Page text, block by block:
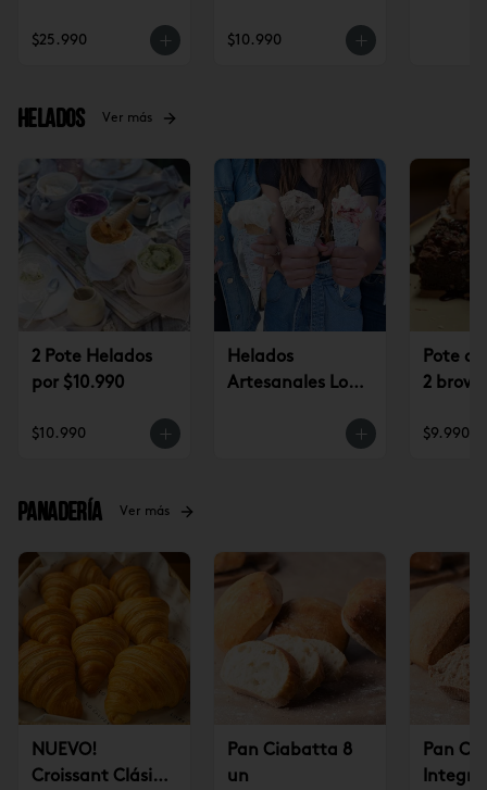
$25.990
domingo)
$10.990
Helados Ver más
2 Pote Helados
por $10.990
$10.990
Helados
Artesanales Lo
Pote
2
$9.990
Panadería Ver más
NUEVO!
Croissant Clásico
Pan Ciabatta 8
un
Pan